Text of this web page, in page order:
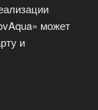
может
и